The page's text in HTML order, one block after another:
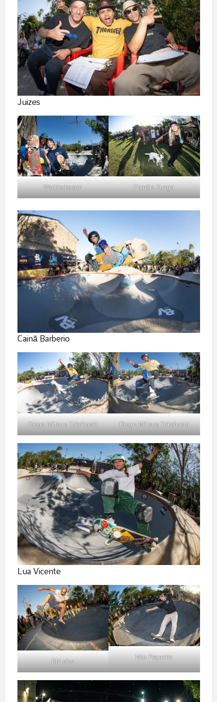
Juizes
Waldecksonn Família Zunga
Cainã Barberio
Diego Mitsuo Takahashi Diego Mitsuo Takahashi
Lua Vicente
EhLobo Nilo Peçanha